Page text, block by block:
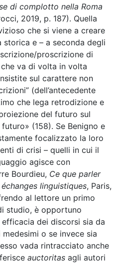
di complotto nella Roma
2019, p. 187). Quella
che si viene a creare
e – a seconda degli
proscrizione di
va di volta in volta
sul carattere non
(dell’antecedente
che lega retrodizione e
del futuro sul
(158). Se Benigno e
focalizzato la loro
di crisi – quelli in cui il
agisce con
Bourdieu, Ce que parler
linguistiques, Paris,
al lettore un primo
studio, è opportuno
dei discorsi sia da
o se invece sia
vada rintracciato anche
auctoritas agli autori